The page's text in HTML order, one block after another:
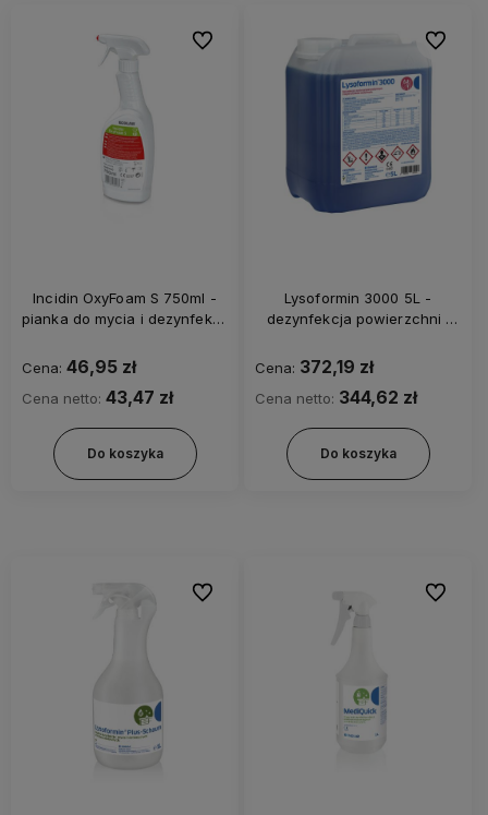
Incidin OxyFoam S 750ml -
pianka do mycia i dezynfekcji
Cena: 46,95 zł
Cena netto: 43,47 zł
Do koszyka
Do ulubionych
Lysoformin 3000 5L -
dezynfekcja powierzchni i
Cena: 372,19 zł
Cena netto: 344,62 zł
Do koszyka
Do
Do ulubionych Do